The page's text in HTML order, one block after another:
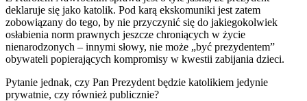
deklaruje się jako katolik. Pod karą ekskomuniki jest zatem
zobowiązany do tego, by nie przyczynić się do jakiegokolwiek
osłabienia norm prawnych jeszcze chroniących w życie
nienarodzonych – innymi słowy, nie może „być prezydentem”
obywateli popierających kompromisy w kwestii zabijania dzieci.
Pytanie jednak, czy Pan Prezydent będzie katolikiem jedynie
prywatnie, czy również publicznie?